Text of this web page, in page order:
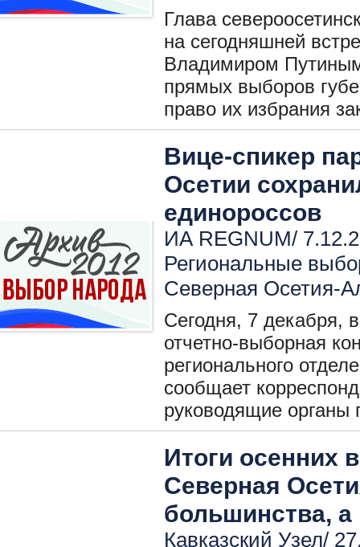
Глава
на сегодняшней
Владимиром
прямых выборов
право их избрания
Вице-спикер
Осетии
единороссов
ИА REGNUM/
Региональные
Северная Осетия-
Сегодня, 7 декабря,
отчетно-выборная
регионального
сообщает
руководящие органы
Итоги осенних
Северная
большинства, а
Кавказский Узел/